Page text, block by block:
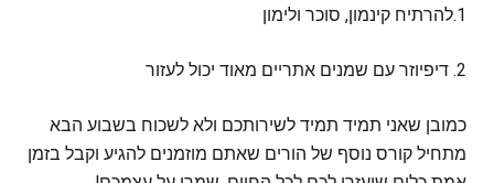
1.להרתיח קינמון, סוכר ולימון
2. דיפיוזר עם שמנים אתריים מאוד יכול לעזור
כמובן שאני תמיד תמיד לשירותכם ולא לשכוח בשבוע הבא
מתחיל קורס נוסף של הורים שאתם מוזמנים להגיע וקבל בזמן